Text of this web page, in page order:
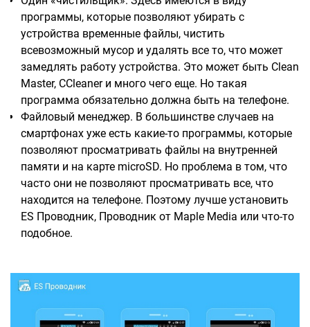
программы, которые позволяют убирать с
устройства временные файлы, чистить
всевозможный мусор и удалять все то, что может
замедлять работу устройства. Это может быть Clean
Master, CCleaner и много чего еще. Но такая
программа обязательно должна быть на телефоне.
Файловый менеджер. В большинстве случаев на
смартфонах уже есть какие-то программы, которые
позволяют просматривать файлы на внутренней
памяти и на карте microSD. Но проблема в том, что
часто они не позволяют просматривать все, что
находится на телефоне. Поэтому лучше установить
ES Проводник, Проводник от Maple Media или что-то
подобное.